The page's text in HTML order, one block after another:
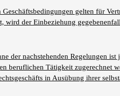
Geschäftsbedingungen gelten für
wird der Einbeziehung
der nachstehenden Regelungen
beruflichen Tätigkeit zugerechnet
in Ausübung ihrer